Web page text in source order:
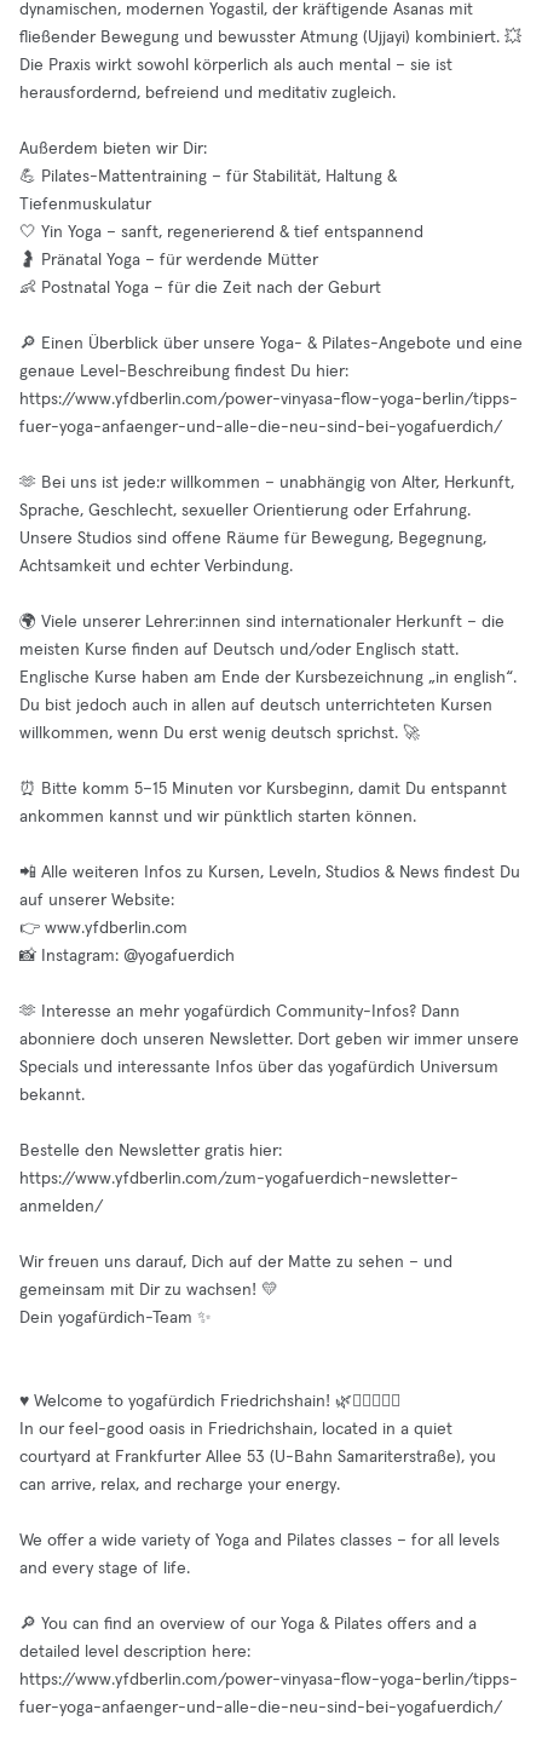
dynamischen, modernen Yogastil, der kräftigende Asanas mit
fließender Bewegung und bewusster Atmung (Ujjayi) kombiniert. 💥
Die Praxis wirkt sowohl körperlich als auch mental – sie ist
herausfordernd, befreiend und meditativ zugleich.
Außerdem bieten wir Dir:
💪 Pilates-Mattentraining – für Stabilität, Haltung &
Tiefenmuskulatur
🤍 Yin Yoga – sanft, regenerierend & tief entspannend
🤰 Pränatal Yoga – für werdende Mütter
👶 Postnatal Yoga – für die Zeit nach der Geburt
🔎 Einen Überblick über unsere Yoga- & Pilates-Angebote und eine
genaue Level-Beschreibung findest Du hier:
https://www.yfdberlin.com/power-vinyasa-flow-yoga-berlin/tipps-
fuer-yoga-anfaenger-und-alle-die-neu-sind-bei-yogafuerdich/
🫶 Bei uns ist jede:r willkommen – unabhängig von Alter, Herkunft,
Sprache, Geschlecht, sexueller Orientierung oder Erfahrung.
Unsere Studios sind offene Räume für Bewegung, Begegnung,
Achtsamkeit und echter Verbindung.
🌍 Viele unserer Lehrer:innen sind internationaler Herkunft – die
meisten Kurse finden auf Deutsch und/oder Englisch statt.
Englische Kurse haben am Ende der Kursbezeichnung „in english“.
Du bist jedoch auch in allen auf deutsch unterrichteten Kursen
willkommen, wenn Du erst wenig deutsch sprichst. 🚀
⏰ Bitte komm 5–15 Minuten vor Kursbeginn, damit Du entspannt
ankommen kannst und wir pünktlich starten können.
📲 Alle weiteren Infos zu Kursen, Leveln, Studios & News findest Du
auf unserer Website:
👉 www.yfdberlin.com
📸 Instagram: @yogafuerdich
🫶 Interesse an mehr yogafürdich Community-Infos? Dann
abonniere doch unseren Newsletter. Dort geben wir immer unsere
Specials und interessante Infos über das yogafürdich Universum
bekannt.
Bestelle den Newsletter gratis hier:
https://www.yfdberlin.com/zum-yogafuerdich-newsletter-
anmelden/
Wir freuen uns darauf, Dich auf der Matte zu sehen – und
gemeinsam mit Dir zu wachsen! 💛
Dein yogafürdich-Team ✨
♥️ Welcome to yogafürdich Friedrichshain! 🌿🧘‍♀️🧘‍♂️✨
In our feel-good oasis in Friedrichshain, located in a quiet
courtyard at Frankfurter Allee 53 (U-Bahn Samariterstraße), you
can arrive, relax, and recharge your energy.
We offer a wide variety of Yoga and Pilates classes – for all levels
and every stage of life.
🔎 You can find an overview of our Yoga & Pilates offers and a
detailed level description here:
https://www.yfdberlin.com/power-vinyasa-flow-yoga-berlin/tipps-
fuer-yoga-anfaenger-und-alle-die-neu-sind-bei-yogafuerdich/